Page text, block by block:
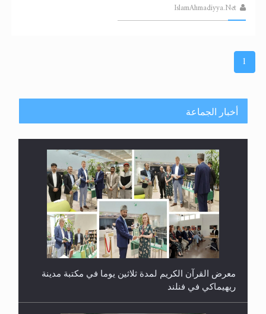
IslamAhmadiyya.Net
1
أخبار الجماعة
ندوة حول نظام الوصية في الجماعة الأحمدية في
شيتاغونغ – بنغلاديش